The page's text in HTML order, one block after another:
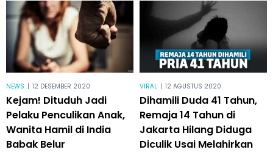
NEWS | 12 DESEMBER 2020
Kejam! Dituduh Jadi
Pelaku Penculikan Anak,
Wanita Hamil di India
Babak Belur
VIRAL | 12 AGUSTUS 2020
Dihamili Duda 41 Tahun,
Remaja 14 Tahun di
Jakarta Hilang Diduga
Diculik Usai Melahirkan